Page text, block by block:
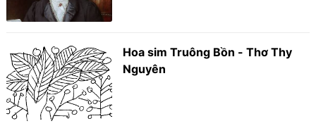
Hoa sim Truông Bồn - Thơ Thy
Nguyên